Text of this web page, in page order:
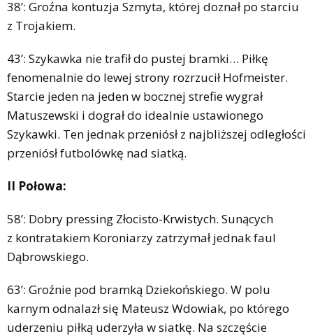
38’: Groźna kontuzja Szmyta, której doznał po starciu
z Trojakiem.
43’: Szykawka nie trafił do pustej bramki… Piłkę
fenomenalnie do lewej strony rozrzucił Hofmeister.
Starcie jeden na jeden w bocznej strefie wygrał
Matuszewski i dograł do idealnie ustawionego
Szykawki. Ten jednak przeniósł z najbliższej odległości
przeniósł futbolówkę nad siatką.
II Połowa:
58’: Dobry pressing Złocisto-Krwistych. Sunących
z kontratakiem Koroniarzy zatrzymał jednak faul
Dąbrowskiego.
63’: Groźnie pod bramką Dziekońskiego. W polu
karnym odnalazł się Mateusz Wdowiak, po którego
uderzeniu piłką uderzyła w siatkę. Na szczęście